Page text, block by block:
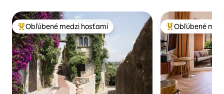
Najobľúbenejšie medzi hosťami
Obľúbené medzi hosťami Najobľúbenejšie
Obľúbené